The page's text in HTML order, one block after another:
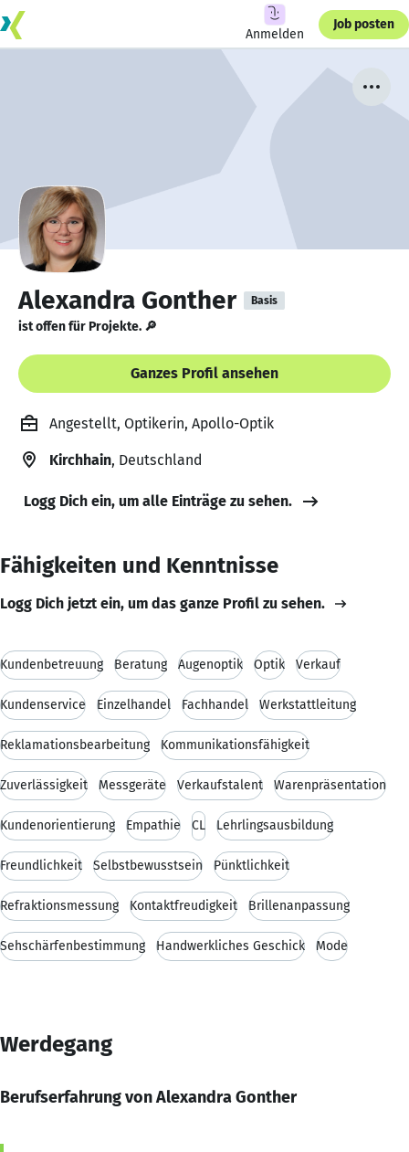
Anmelden
Job posten
Alexandra Gonther Basis
ist offen für Projekte. 🔎
Ganzes Profil ansehen
Angestellt, Optikerin, Apollo-Optik
Kirchhain, Deutschland
Logg Dich ein, um alle Einträge zu sehen.
Fähigkeiten und Kenntnisse
Logg Dich jetzt ein, um das ganze Profil zu sehen.
Kundenbetreuung Beratung Augenoptik Optik Verkauf
Kundenservice Einzelhandel Fachhandel Werkstattleitung
Reklamationsbearbeitung Kommunikationsfähigkeit
Zuverlässigkeit Messgeräte Verkaufstalent Warenpräsentation
Kundenorientierung Empathie CL Lehrlingsausbildung
Freundlichkeit Selbstbewusstsein Pünktlichkeit
Refraktionsmessung Kontaktfreudigkeit Brillenanpassung
Sehschärfenbestimmung Handwerkliches Geschick Mode
Werdegang
Berufserfahrung von Alexandra Gonther